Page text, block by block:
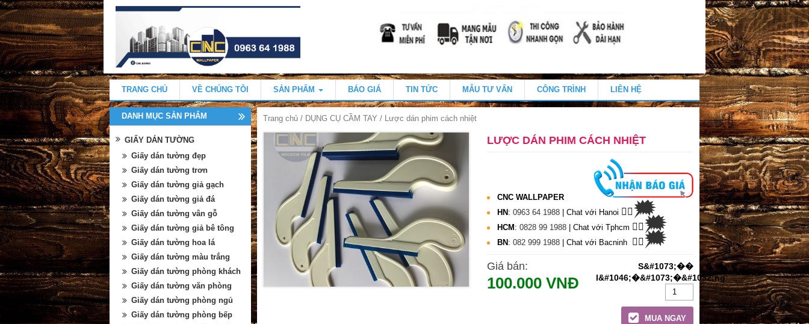
TRANG CHỦ VỀ CHÚNG TÔI SẢN PHẨM BÁO GIÁ TIN TỨC MẪU TƯ VẤN CÔNG TRÌNH LIÊN HỆ
Trang chủ / DỤNG CỤ CẦM TAY / Lược dán phim cách nhiệt
LƯỢC DÁN PHIM CÁCH NHIỆT
CNC WALLPAPER
HN : 0963 64 1988 | Chat với Hanoi 👉🏽🗯
HCM : 0828 99 1988 | Chat với Tphcm 👉🏽🗯
BN : 082 999 1988 | Chat với Bacninh 👉🏽🗯
Giá bán:
100.000 VNĐ
MUA NGAY
DANH MỤC SẢN PHẨM
GIẤY DÁN TƯỜNG
Giấy dán tường đẹp
Giấy dán tường trơn
Giấy dán tường giả gạch
Giấy dán tường giả đá
Giấy dán tường vân gỗ
Giấy dán tường giả bê tông
Giấy dán tường hoa lá
Giấy dán tường màu trắng
Giấy dán tường phòng khách
Giấy dán tường văn phòng
Giấy dán tường phòng ngủ
Giấy dán tường phòng bếp